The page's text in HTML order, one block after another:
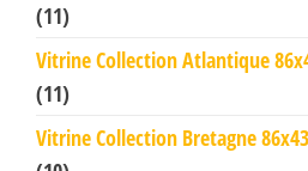
(11)
Vitrine Collection Atlantique
(11)
Vitrine Collection Bretagne